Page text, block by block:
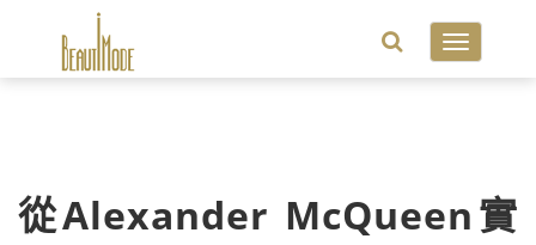
Toggle
從Alexander McQueen實